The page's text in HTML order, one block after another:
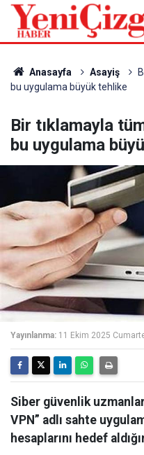
Anasayfa Asayiş
bu uygulama büyük tehlike
Bir tıklamayla
bu uygulama
Yayınlanma: 11 Ekim 2025
Siber güvenlik
VPN” adlı sahte
hesaplarını hedef